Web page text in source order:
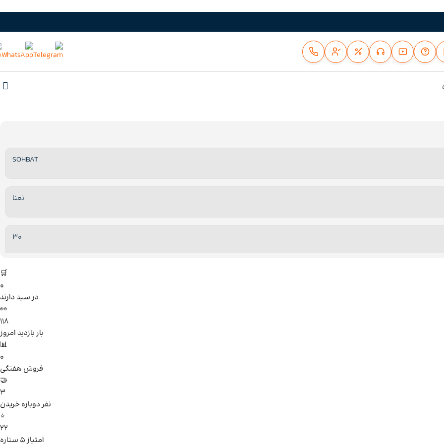
SOHBAT
نعنا
30
🛒
0
در سبد دارند
👀
118
بار بازدید امروز
📊
0
فروش هفتگی
🤝
3
نفر دوباره خریدن
⭐
22
امتیاز ۵ ستاره